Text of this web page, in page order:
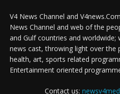
V4 News Channel and
News Channel and web of the
and Gulf countries and worldwide;
news cast, throwing light over the
health, art, sports related
Entertainment oriented
Contact us: